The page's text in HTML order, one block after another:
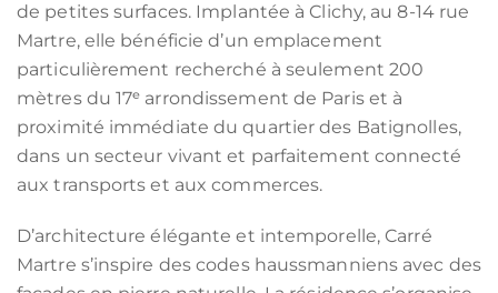
de petites surfaces. Implantée à Clichy, au 8-14 rue
Martre, elle bénéficie d’un emplacement
particulièrement recherché à seulement 200
mètres du 17ᵉ arrondissement de Paris et à
proximité immédiate du quartier des Batignolles,
dans un secteur vivant et parfaitement connecté
aux transports et aux commerces.
D’architecture élégante et intemporelle, Carré
Martre s’inspire des codes haussmanniens avec des